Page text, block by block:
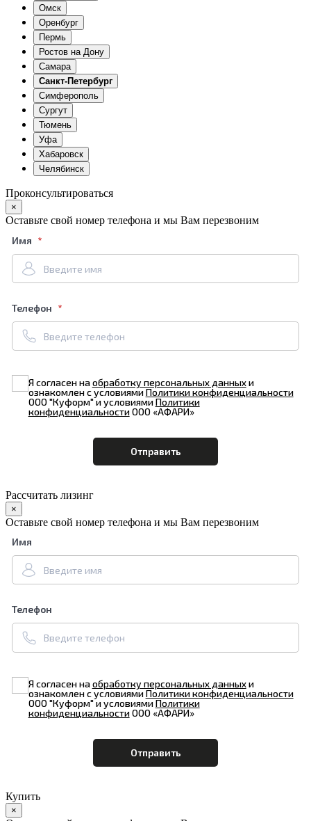
Омск
Оренбург
Пермь
Ростов на Дону
Самара
Санкт-Петербург
Симферополь
Сургут
Тюмень
Уфа
Хабаровск
Челябинск
Проконсультироваться
×
Оставьте свой номер телефона и мы Вам перезвоним
Имя
Телефон
Я согласен наобработку персональных данныхи
ознакомлен с условиямиПолитики конфиденциальности
ООО "Куформ" и условиямиПолитики
конфиденциальностиООО «АФАРИ»
Рассчитать лизинг
×
Оставьте свой номер телефона и мы Вам перезвоним
Имя
Телефон
Я согласен наобработку персональных данныхи
ознакомлен с условиямиПолитики конфиденциальности
ООО "Куформ" и условиямиПолитики
конфиденциальностиООО «АФАРИ»
Купить
×